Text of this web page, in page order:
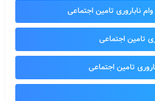
ناباروری تامین اجتماعی
تامین اجتماعی
تامین اجتماعی